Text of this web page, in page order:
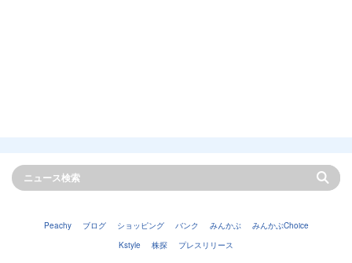
Peachy ブログ ショッピング バンク みんかぶ
みんかぶChoice
Kstyle
株探 プレスリリース